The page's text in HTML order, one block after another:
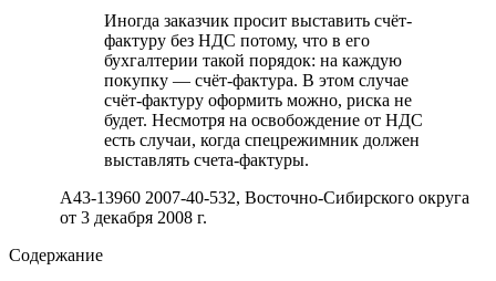
Иногда заказчик просит выставить счёт-
фактуру без НДС потому, что в его
бухгалтерии такой порядок: на каждую
покупку — счёт-фактура. В этом случае
счёт-фактуру оформить можно, риска не
будет. Несмотря на освобождение от НДС
есть случаи, когда спецрежимник должен
выставлять счета-фактуры.
А43-13960 2007-40-532, Восточно-Сибирского округа
от 3 декабря 2008 г.
Содержание